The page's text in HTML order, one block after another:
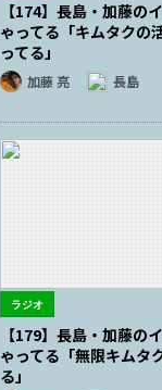
【174】長島・加藤の
ゃってる「キムタクの
ってる」
加藤 亮 長島
ラジオ
【179】長島・加藤の
ゃってる「無限キムタ
る」